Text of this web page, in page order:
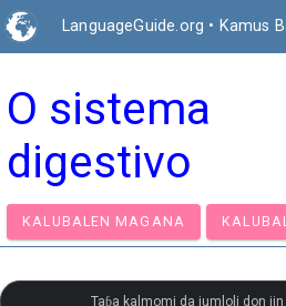
LanguageGuide.org • Kamus
O sistema
digestivo
KALUBALEN MAGANA
Taɓa kalmomi da jumloli don